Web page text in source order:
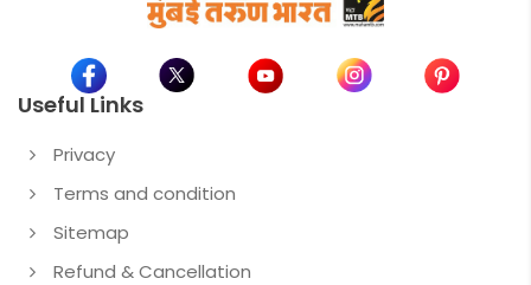
Useful Links
Privacy
Terms and condition
Sitemap
Refund & Cancellation